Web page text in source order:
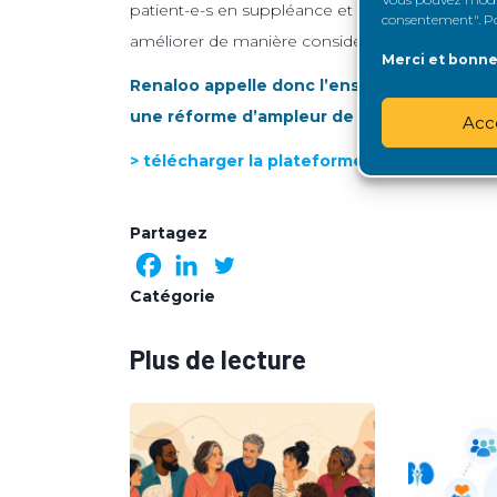
consentement".
Merci et
patient-e-s en suppléance et le financement
améliorer de manière considérable de la
Renaloo appelle donc l’ensemble des
une réforme d’ampleur de la prise en
> télécharger la plateforme Renaloo 2022
Partagez
Catégorie
Plus de lecture